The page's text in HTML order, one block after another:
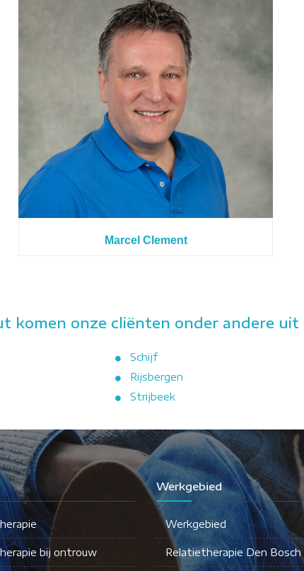
Marcel Clement
komen onze cliënten onder andere uit
Schijf
Rijsbergen
Strijbeek
bij ontrouw
Werkgebied
Werkgebied
Relatietherapie Den Bosch